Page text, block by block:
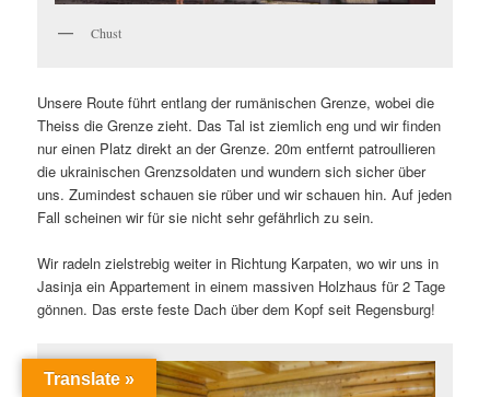
Chust
Unsere Route führt entlang der rumänischen Grenze, wobei die
Theiss die Grenze zieht. Das Tal ist ziemlich eng und wir finden
nur einen Platz direkt an der Grenze. 20m entfernt patroullieren
die ukrainischen Grenzsoldaten und wundern sich sicher über
uns. Zumindest schauen sie rüber und wir schauen hin. Auf jeden
Fall scheinen wir für sie nicht sehr gefährlich zu sein.
Wir radeln zielstrebig weiter in Richtung Karpaten, wo wir uns in
Jasinja ein Appartement in einem massiven Holzhaus für 2 Tage
gönnen. Das erste feste Dach über dem Kopf seit Regensburg!
Translate »